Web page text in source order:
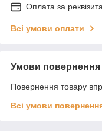
Оплата за
Всі умови оплати
Умови повернення
Повернення товару
Всі умови